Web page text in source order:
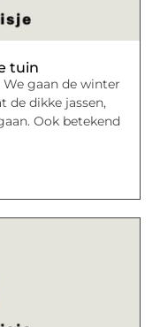
tuin
gaan de winter
de dikke jassen,
Ook betekend